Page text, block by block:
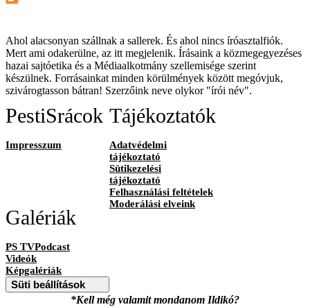
Ahol alacsonyan szállnak a sallerek. És ahol nincs íróasztalfiók.
Mert ami odakerülne, az itt megjelenik. Írásaink a közmegegyezéses
hazai sajtóetika és a Médiaalkotmány szellemisége szerint
készülnek. Forrásainkat minden körülmények között megóvjuk,
szivárogtasson bátran! Szerzőink neve olykor "írói név".
PestiSrácok
Impresszum
Tájékoztatók
Adatvédelmi
tájékoztató
Sütikezelési
tájékoztató
Felhasználási feltételek
Moderálási elveink
Galériák
PS TVPodcast
Videók
Képgalériák
Süti beállítások
*Kell még valamit mondanom Ildikó?